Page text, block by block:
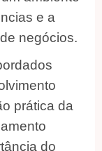
e a
negócios.
prática da
do